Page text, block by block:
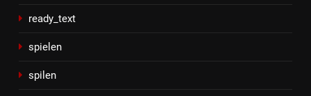
ready_text
spielen
spilen